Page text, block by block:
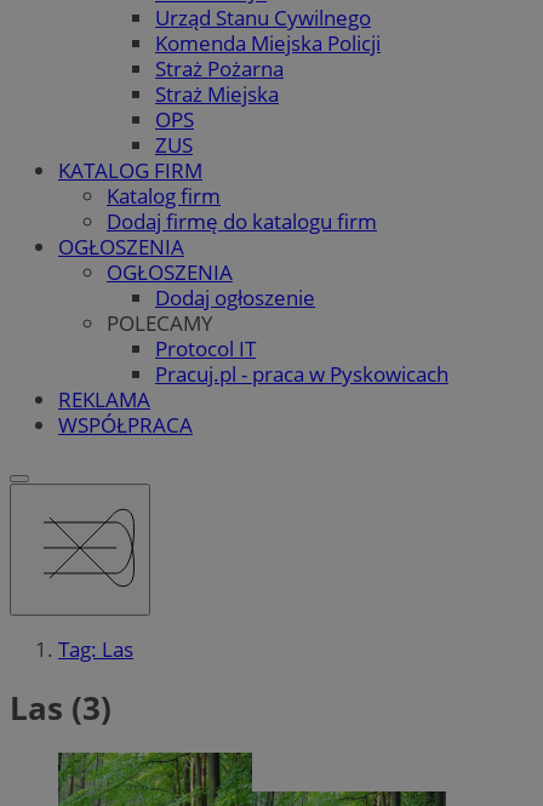
Urząd Stanu Cywilnego
Komenda Miejska Policji
Straż Pożarna
Straż Miejska
OPS
ZUS
KATALOG FIRM
Katalog firm
Dodaj firmę do katalogu firm
OGŁOSZENIA
OGŁOSZENIA
Dodaj ogłoszenie
POLECAMY
Protocol IT
Pracuj.pl - praca w Pyskowicach
REKLAMA
WSPÓŁPRACA
Tag: Las
Las (3)